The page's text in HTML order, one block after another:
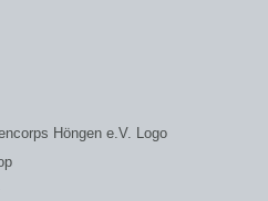
Höngen e.V. Logo